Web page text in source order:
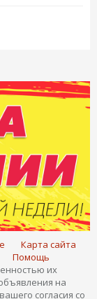
Карта сайта
Помощь
их
на
согласия со